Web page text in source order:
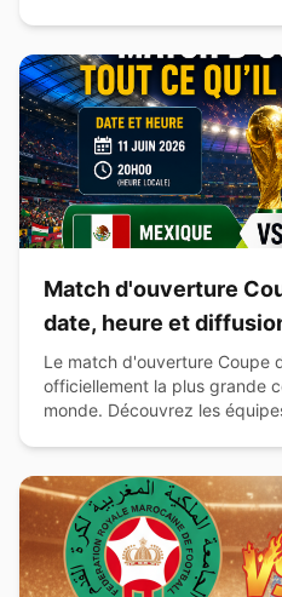
Match d'ouverture
date, heure et
Le match d'ouverture Coupe
officiellement la plus grande
monde. Découvrez les